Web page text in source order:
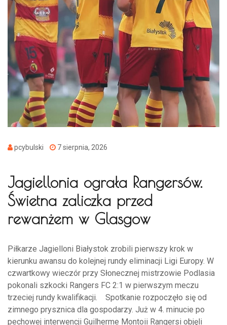
pcybulski 7 sierpnia, 2026
Jagiellonia ograła Rangersów.
Świetna zaliczka przed
rewanżem w Glasgow
Piłkarze Jagielloni Białystok zrobili pierwszy krok w
kierunku awansu do kolejnej rundy eliminacji Ligi Europy. W
czwartkowy wieczór przy Słonecznej mistrzowie Podlasia
pokonali szkocki Rangers FC 2:1 w pierwszym meczu
trzeciej rundy kwalifikacji. Spotkanie rozpoczęło się od
zimnego prysznica dla gospodarzy. Już w 4. minucie po
pechowej interwencji Guilherme Montoii Rangersi objęli